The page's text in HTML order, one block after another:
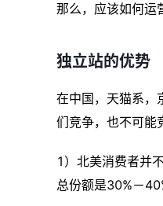
那么，应该如何运
独立站的优势
在中国，天猫系，
们竞争，也不可能
1）北美消费者并
总份额是30%－